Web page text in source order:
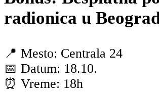
radionica u
📍 Mesto: Centrala 24
📅 Datum: 18.10.
⏰ Vreme: 18h